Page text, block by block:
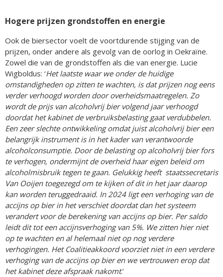
Hogere prijzen grondstoffen en energie
Ook de biersector voelt de voortdurende stijging van de
prijzen, onder andere als gevolg van de oorlog in Oekraïne.
Zowel die van de grondstoffen als die van energie. Lucie
Wigboldus: ‘Het laatste waar we onder de huidige
omstandigheden op zitten te wachten, is dat prijzen nog eens
verder verhoogd worden door overheidsmaatregelen. Zo
wordt de prijs van alcoholvrij bier volgend jaar verhoogd
doordat het kabinet de verbruiksbelasting gaat verdubbelen.
Een zeer slechte ontwikkeling omdat juist alcoholvrij bier een
belangrijk instrument is in het kader van verantwoorde
alcoholconsumptie. Door de belasting op alcoholvrij bier fors
te verhogen, ondermijnt de overheid haar eigen beleid om
alcoholmisbruik tegen te gaan. Gelukkig heeft staatssecretaris
Van Ooijen toegezegd om te kijken of dit in het jaar daarop
kan worden teruggedraaid. In 2024 ligt een verhoging van de
accijns op bier in het verschiet doordat dan het systeem
verandert voor de berekening van accijns op bier. Per saldo
leidt dit tot een accijnsverhoging van 5%. We zitten hier niet
op te wachten en al helemaal niet op nog verdere
verhogingen. Het Coalitieakkoord voorziet niet in een verdere
verhoging van de accijns op bier en we vertrouwen erop dat
het kabinet deze afspraak nakomt.’